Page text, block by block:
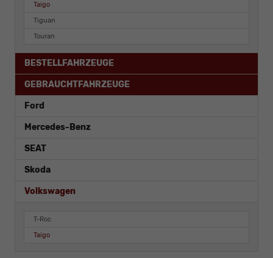
Taigo
Tiguan
Touran
BESTELLFAHRZEUGE
GEBRAUCHTFAHRZEUGE
Ford
Mercedes-Benz
SEAT
Skoda
Volkswagen
T-Roc
Taigo